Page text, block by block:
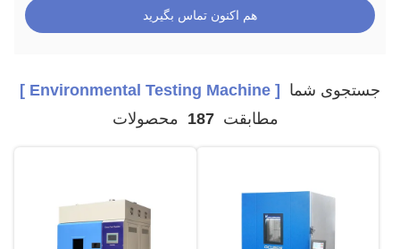
هم اکنون تماس بگیرید
جستجوی شما [ Environmental Testing Machine ]
مطابقت 187 محصولات